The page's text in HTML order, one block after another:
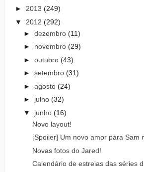
► 2013 (249)
▼ 2012 (292)
► dezembro (11)
► novembro (29)
► outubro (43)
► setembro (31)
► agosto (24)
► julho (32)
▼ junho (16)
Novo layout!
[Spoiler] Um novo amor para Sam
Novas fotos do Jared!
Calendário de estreias das séries